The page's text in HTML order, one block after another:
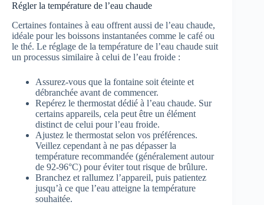
Régler la température de l’eau chaude
Certaines fontaines à eau offrent aussi de l’eau chaude,
idéale pour les boissons instantanées comme le café ou
le thé. Le réglage de la température de l’eau chaude suit
un processus similaire à celui de l’eau froide :
Assurez-vous que la fontaine soit éteinte et
débranchée avant de commencer.
Repérez le thermostat dédié à l’eau chaude. Sur
certains appareils, cela peut être un élément
distinct de celui pour l’eau froide.
Ajustez le thermostat selon vos préférences.
Veillez cependant à ne pas dépasser la
température recommandée (généralement autour
de 92-96°C) pour éviter tout risque de brûlure.
Branchez et rallumez l’appareil, puis patientez
jusqu’à ce que l’eau atteigne la température
souhaitée.